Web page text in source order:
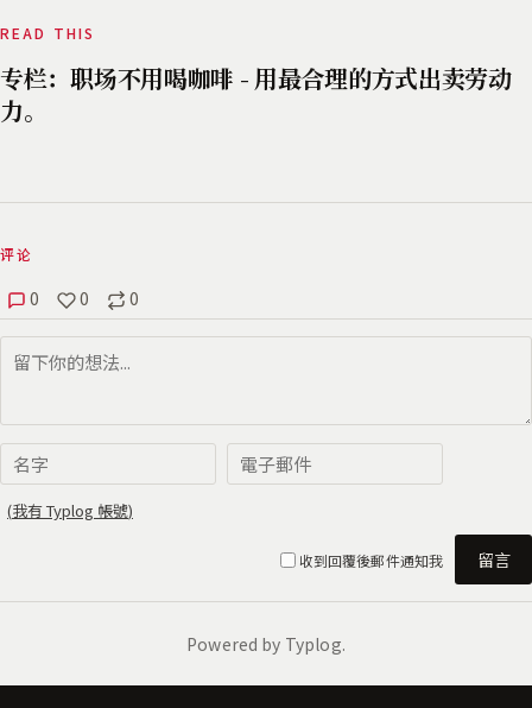
READ THIS
专栏：职场不用喝咖啡 - 用最合理的方式出卖劳动
力。